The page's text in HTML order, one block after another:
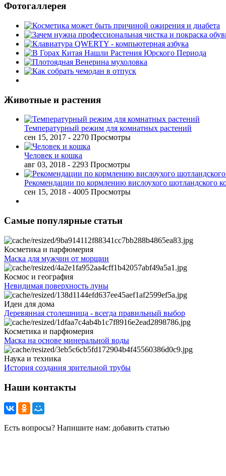
Фотогаллерея
Животные и растения
Температурный режим для комнатных растений
сен 15, 2017 - 2270 Просмотры
Человек и кошка
авг 03, 2018 - 2293 Просмотры
Рекомендации по кормлению вислоухого шотландского
сен 15, 2018 - 4005 Просмотры
Самые популярные статьи
Косметика и парфюмерия
Маска для мужчин от морщин
Космос и география
Невидимая поверхность луны
Идеи для дома
Деревянная столешница - всегда правильный выбор
Косметика и парфюмерия
Маска на основе минеральной воды
Наука и техника
История создания зрительной трубы
Наши контакты
Есть вопросы? Напишите нам: добавить статью